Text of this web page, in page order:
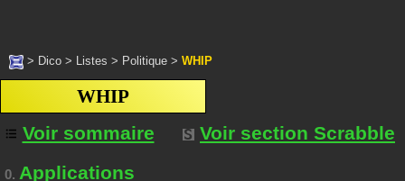
> Dico > Listes > Politique > WHIP
WHIP
Voir sommaire
Voir section Scrabble
0. Applications